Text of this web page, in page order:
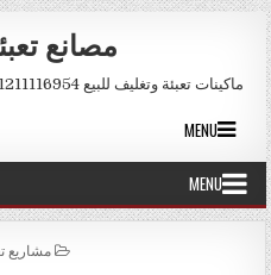
Skip to content
مصانع
ماكينات تعبئة وتغليف للبيع 01211116954 – 01211116956 – 01211116958
MENU
MENU
IN
مشاريع